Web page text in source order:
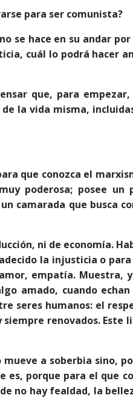
para ser comunista?
se hace en su andar
cuál lo podrá hacer
que, para
la vida misma,
que conozca el
poderosa; posee
camarada que busca
ni de economía.
la injusticia o
empatía. Muestra,
amado, cuando
seres humanos: el
renovados. Este
a soberbia sino,
porque para el que
no hay fealdad, la